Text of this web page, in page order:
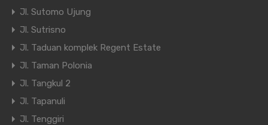
Jl. Sutomo Ujung
Jl. Sutrisno
Jl. Taduan komplek Regent Estate
Jl. Taman Polonia
Jl. Tangkul 2
Jl. Tapanuli
Jl. Tenggiri